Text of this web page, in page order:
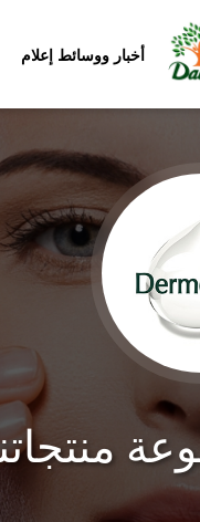
أخبار ووسائط إعلام